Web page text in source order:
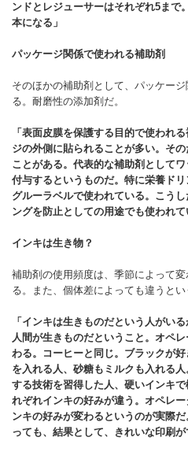
ンドとレジューサーはそれぞれ5まで
本になる」
パッケージ関係で使われる補助剤
そのほかの補助剤として、パッケー
る。耐磨性の添加剤だ。
「表面皮膜を保護する目的で使われ
ジの外側に貼られることが多い。そ
ことがある。代表的な補助剤として
付与するというものだ。特に栄養ド
グルーラベルで使われている。こう
ングを防止としての用途でも使われて
インキは生き物？
補助剤の使用頻度は、季節によって
る。また、個体差によっても違うとい
「インキは生きものだという人がい
人間が生きものだということ。オペ
わる。コーヒーと同じ。ブラックが
を入れる人、砂糖もミルクも入れる
する技術を習得した人、硬いインキ
れぞれインキの好みが違う。オペレ
ンキの好みが変わるというのが実際
っても、結果として、きれいな印刷